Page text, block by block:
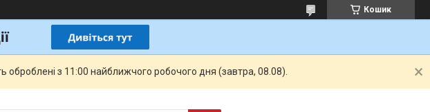
Кошик
з 11:00 найближчого робочого дня (завтра, 08.08).